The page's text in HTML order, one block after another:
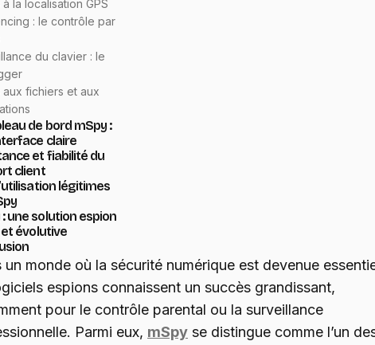
la localisation GPS
: le contrôle par
du clavier : le
aux fichiers et aux
de bord mSpy :
claire
et fiabilité du
client
légitimes
: une solution espion
évolutive
un monde où la sécurité numérique est devenue
espions connaissent un succès grandissant,
pour le contrôle parental ou la surveillance
Parmi eux, mSpy se distingue comme l’un